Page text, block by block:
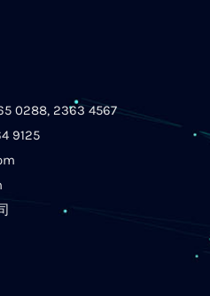
0288, 2363 4567
9125